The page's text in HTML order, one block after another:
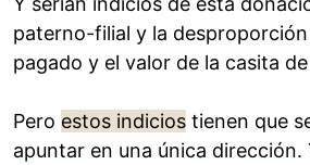
paterno-filial y la
pagado y el valor de la casita
Pero estos indicios tienen que
apuntar en una única dirección.